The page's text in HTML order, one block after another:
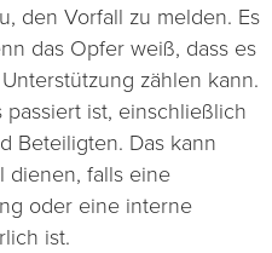
den Vorfall zu melden. Es
das Opfer weiß, dass es
zählen kann.
passiert ist, einschließlich
Beteiligten. Das kann
dienen, falls eine
oder eine interne
ist.